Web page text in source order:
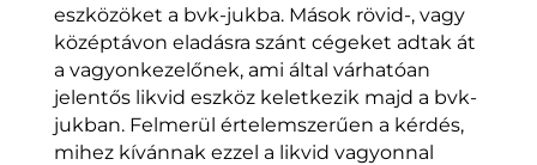
eszközöket a bvk-jukba. Mások rövid-, vagy
középtávon eladásra szánt cégeket adtak át
a vagyonkezelőnek, ami által várhatóan
jelentős likvid eszköz keletkezik majd a bvk-
jukban. Felmerül értelemszerűen a kérdés,
mihez kívánnak ezzel a likvid vagyonnal